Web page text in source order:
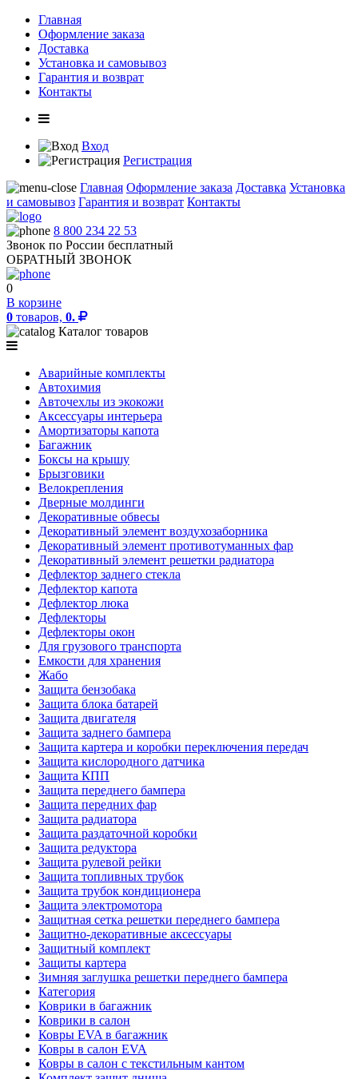
Главная
Оформление заказа
Доставка
Установка и самовывоз
Гарантия и возврат
Контакты
Вход
Регистрация
Главная Оформление заказа Доставка Установка
и самовывоз Гарантия и возврат Контакты
8 800 234 22 53
Звонок по России бесплатный
ОБРАТНЫЙ ЗВОНОК
0
В корзине
0 товаров, 0.
Каталог товаров
Аварийные комплекты
Автохимия
Авточехлы из экокожи
Аксессуары интерьера
Амортизаторы капота
Багажник
Боксы на крышу
Брызговики
Велокрепления
Дверные молдинги
Декоративные обвесы
Декоративный элемент воздухозаборника
Декоративный элемент противотуманных фар
Декоративный элемент решетки радиатора
Дефлектор заднего стекла
Дефлектор капота
Дефлектор люка
Дефлекторы
Дефлекторы окон
Для грузового транспорта
Емкости для хранения
Жабо
Защита бензобака
Защита блока батарей
Защита двигателя
Защита заднего бампера
Защита картера и коробки переключения передач
Защита кислородного датчика
Защита КПП
Защита переднего бампера
Защита передних фар
Защита радиатора
Защита раздаточной коробки
Защита редуктора
Защита рулевой рейки
Защита топливных трубок
Защита трубок кондиционера
Защита электромотора
Защитная сетка решетки переднего бампера
Защитно-декоративные аксессуары
Защитный комплект
Защиты картера
Зимняя заглушка решетки переднего бампера
Категория
Коврики в багажник
Коврики в салон
Ковры EVA в багажник
Ковры в салон EVA
Ковры в салон с текстильным кантом